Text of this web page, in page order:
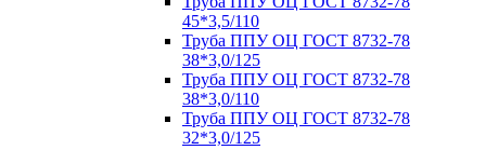
45*3,5/110
Труба ППУ ОЦ ГОСТ 8732-78
38*3,0/125
Труба ППУ ОЦ ГОСТ 8732-78
38*3,0/110
Труба ППУ ОЦ ГОСТ 8732-78
32*3,0/125